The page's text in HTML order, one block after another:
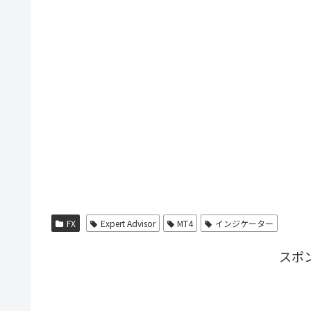
FX Expert Advisor MT4 インジケーター
スポ